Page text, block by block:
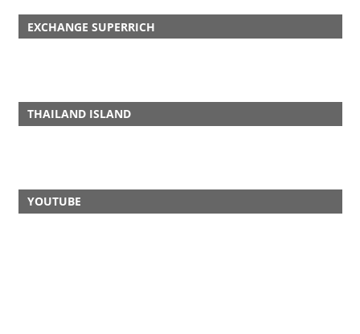
EXCHANGE SUPERRICH
THAILAND ISLAND
YOUTUBE